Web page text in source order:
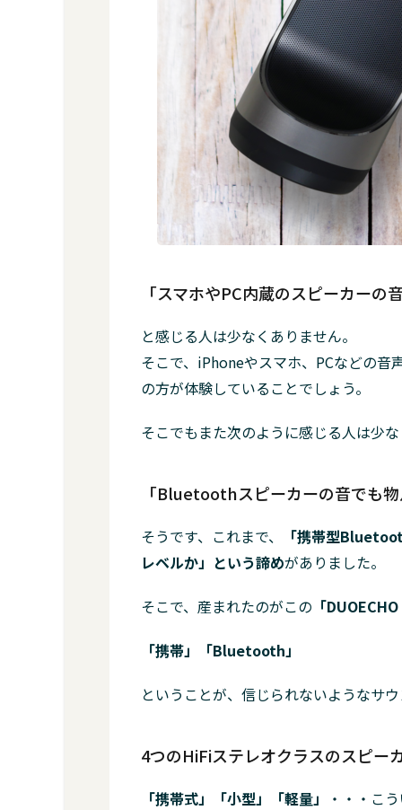
「スマホやPC内蔵のスピーカーの
と感じる人は少なくありません。
そこで、iPhoneやスマホ、PCなどの音
の方が体験していることでしょう。
そこでもまた次のように感じる人は少
「Bluetoothスピーカーの音でも
そうです、これまで、
「携帯型
レベルか」という諦めがありました。
そこで、産まれたのがこの 「
「携帯」「Bluetooth」
ということが、信じられないようなサ
4つのHiFiステレオクラスのスピー
「携帯式」「小型」「軽量」
・・・こ